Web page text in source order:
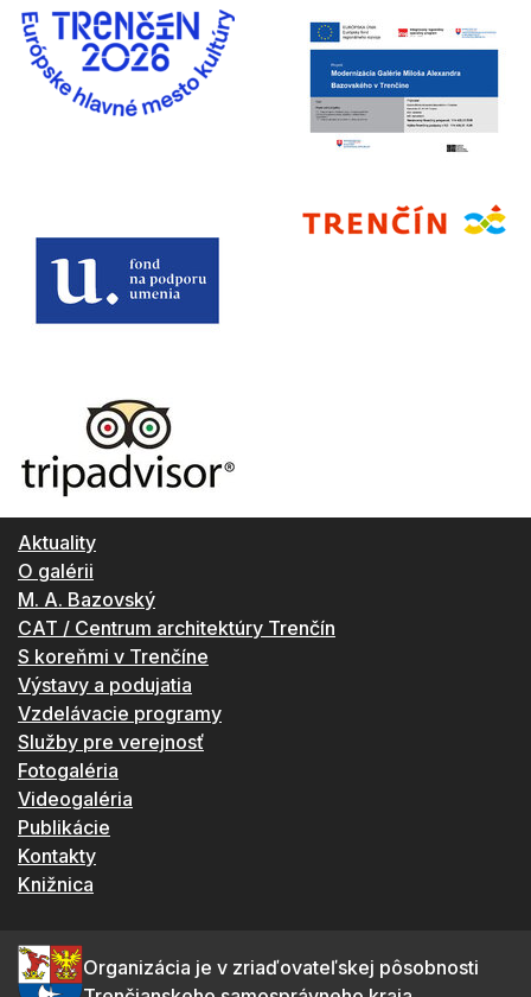
Aktuality
O galérii
M. A. Bazovský
CAT / Centrum architektúry Trenčín
S koreňmi v Trenčíne
Výstavy a podujatia
Vzdelávacie programy
Služby pre verejnosť
Fotogaléria
Videogaléria
Publikácie
Kontakty
Knižnica
Organizácia je v zriaďovateľskej pôsobnosti